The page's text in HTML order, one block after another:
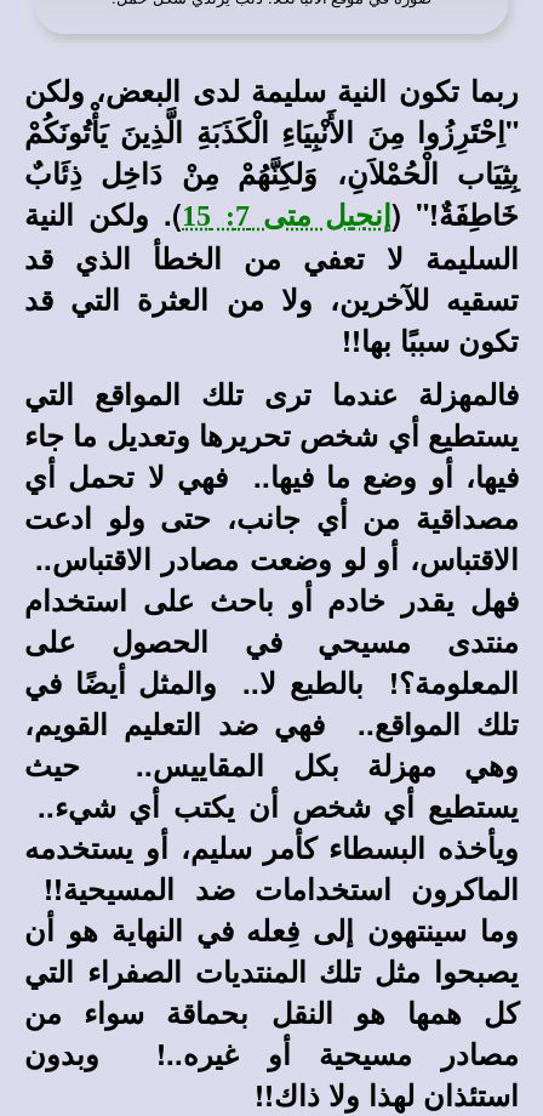
ربما تكون النية سليمة لدى البعض، ولكن
"اِحْتَرِزُوا مِنَ الأَنْبِيَاءِ الْكَذَبَةِ الَّذِينَ يَأْتُونَكُمْ
بِثِيَاب الْحُمْلاَنِ، وَلكِنَّهُمْ مِنْ دَاخِل ذِئَابٌ
خَاطِفَةٌ!" ( إنجيل متى 7: 15
). ولكن النية
السليمة لا تعفي من الخطأ الذي قد
تسقيه للآخرين، ولا من العثرة التي قد
تكون سببًا بها!!
فالمهزلة عندما ترى تلك المواقع التي
يستطيع أي شخص تحريرها وتعديل ما جاء
فيها، أو وضع ما فيها.. فهي لا تحمل أي
مصداقية من أي جانب، حتى ولو ادعت
الاقتباس، أو لو وضعت مصادر الاقتباس..
فهل يقدر خادم أو باحث على استخدام
منتدى مسيحي في الحصول على
المعلومة؟! بالطبع لا.. والمثل أيضًا في
تلك المواقع.. فهي ضد التعليم القويم،
وهي مهزلة بكل المقاييس.. حيث
يستطيع أي شخص أن يكتب أي شيء..
ويأخذه البسطاء كأمر سليم، أو يستخدمه
الماكرون استخدامات ضد المسيحية!!
وما سينتهون إلى فِعله في النهاية هو أن
يصبحوا مثل تلك المنتديات الصفراء التي
كل همها هو النقل بحماقة سواء من
مصادر مسيحية أو غيره..! وبدون
استئذان لهذا ولا ذاك!!